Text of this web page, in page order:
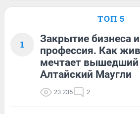
ТОП 5
1
Закрытие бизнеса
профессия. Как
мечтает вышедший
Алтайский Маугли
23 235 2